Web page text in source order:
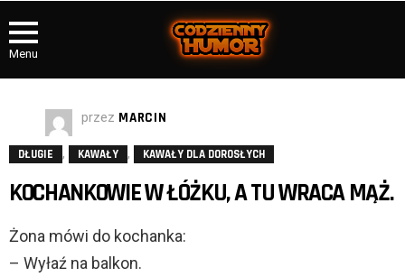
Menu
przez MARCIN
DŁUGIE , KAWAŁY , KAWAŁY DLA DOROSŁYCH
KOCHANKOWIE W ŁÓŻKU, A TU WRACA MĄŻ.
Żona mówi do kochanka:
– Wyłaź na balkon.